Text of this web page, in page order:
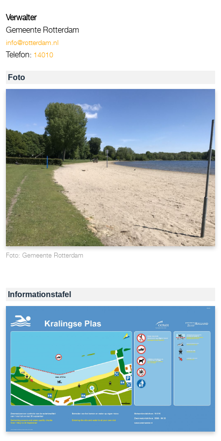
Verwalter
Gemeente Rotterdam
info@rotterdam.nl
Telefon: 14010
Foto
Foto: Gemeente Rotterdam
Informationstafel